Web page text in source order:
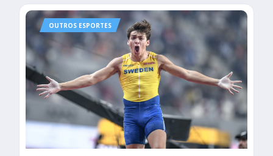
OUTROS ESPORTES